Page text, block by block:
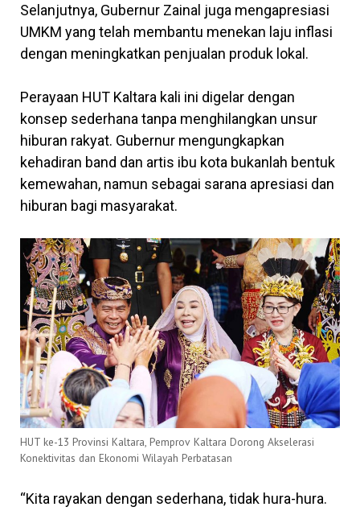
Selanjutnya, Gubernur Zainal juga mengapresiasi
UMKM yang telah membantu menekan laju inflasi
dengan meningkatkan penjualan produk lokal.
Perayaan HUT Kaltara kali ini digelar dengan
konsep sederhana tanpa menghilangkan unsur
hiburan rakyat. Gubernur mengungkapkan
kehadiran band dan artis ibu kota bukanlah bentuk
kemewahan, namun sebagai sarana apresiasi dan
hiburan bagi masyarakat.
HUT ke-13 Provinsi Kaltara, Pemprov Kaltara Dorong Akselerasi
Konektivitas dan Ekonomi Wilayah Perbatasan
“Kita rayakan dengan sederhana, tidak hura-hura.